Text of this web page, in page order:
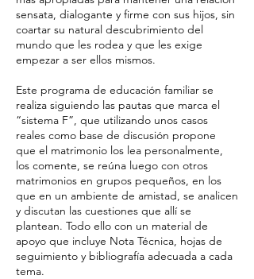
sensata, dialogante y firme con sus hijos, sin
coartar su natural descubrimiento del
mundo que les rodea y que les exige
empezar a ser ellos mismos.
Este programa de educación familiar se
realiza siguiendo las pautas que marca el
“sistema F”, que utilizando unos casos
reales como base de discusión propone
que el matrimonio los lea personalmente,
los comente, se reúna luego con otros
matrimonios en grupos pequeños, en los
que en un ambiente de amistad, se analicen
y discutan las cuestiones que allí se
plantean. Todo ello con un material de
apoyo que incluye Nota Técnica, hojas de
seguimiento y bibliografía adecuada a cada
tema.